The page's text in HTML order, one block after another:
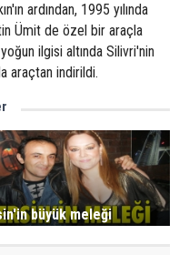
ardından, 1995 yılında
Ümit de özel bir araçla
ilgisi altında Silivri'nin
araçtan indirildi.
büyük meleği